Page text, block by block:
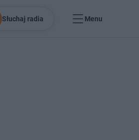
Słuchaj radia Menu